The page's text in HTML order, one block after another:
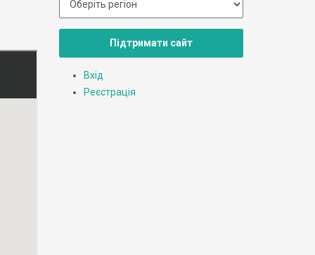
Підтримати сайт
Вхід
Реєстрація